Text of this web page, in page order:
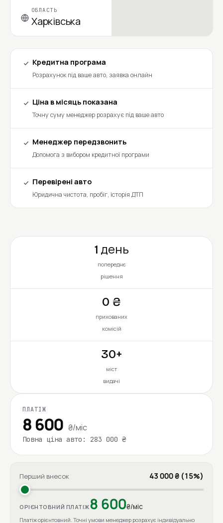
ОБЛАСТЬ
Харківська
Кредитна програма
Розрахунок під ваше авто, заявка онлайн
Ціна в місяць показана
Точну суму менеджер розрахує під ваше авто
Менеджер передзвонить
Допомога з вибором кредитної програми
Перевірені авто
Юридична чистота, пробіг, історія ДТП
1 день
попереднє
рішення
0 ₴
прихованих
комісій
30+
міст
видачі
ПЛАТІЖ
8 600 ₴/міс
Повна ціна авто: 283 000 ₴
Перший внесок 43 000 ₴ (15%)
ОРІЄНТОВНИЙ ПЛАТІЖ8 600₴/міс
Платіж орієнтовний. Точні умови менеджер розрахує індивідуально